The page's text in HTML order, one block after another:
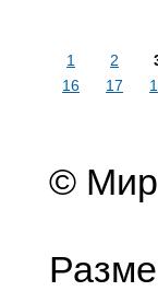
1 2
16
17
© Мир